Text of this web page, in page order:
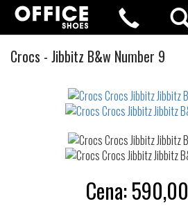
Crocs Crocs
- Jibbitz B&w Number 9
waterrepellent
Cena:590,00